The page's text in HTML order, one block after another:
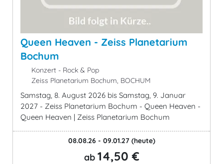
Queen Heaven - Zeiss Planetarium
Bochum
Konzert - Rock & Pop
Zeiss Planetarium Bochum, BOCHUM
Samstag, 8. August 2026 bis Samstag, 9. Januar
2027 - Zeiss Planetarium Bochum - Queen Heaven -
Queen Heaven | Zeiss Planetarium Bochum
08.08.26 - 09.01.27 (heute)
ab 14,50 €